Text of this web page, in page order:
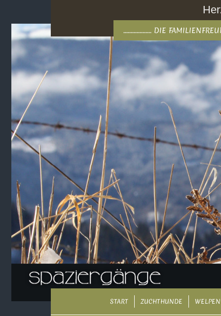
................... DIE
START ZUCHTHUNDE WELPEN